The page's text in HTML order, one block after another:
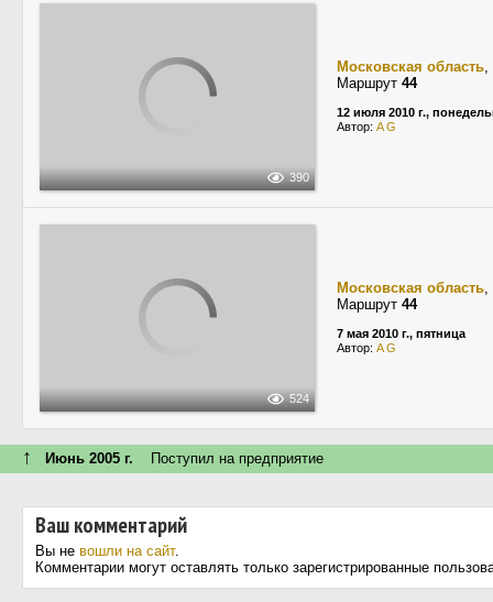
390
Московская область,
Маршрут 44
12 июля 2010 г.,
Автор: A G
524
Московская область,
Маршрут 44
7 мая 2010 г., пятница
Автор: A G
↑ Июнь 2005 г. Поступил на предприятие
Ваш комментарий
Вы не вошли на сайт.
Комментарии могут оставлять только зарегистрированные